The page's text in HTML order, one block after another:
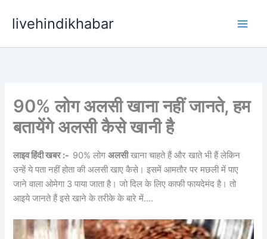
livehindikhabar
90% लोग अलसी खाना नहीं जानते, हम
बतायेंगे अलसी कैसे खानी है
लाइव हिंदी खबर :- 90% लोगअलसीखाना चाहते हैं और खाते भी हैं लेकिन
उन्हें ये पता नहीं होता की अलसी खाए कैसे। इसमें आमतौर पर मछली में पाए
जाने वाला ओमेगा 3 पाया जाता है। जो दिल के लिए काफी फायदेमंद है। तो
आइये जानते हैं इसे खाने के तरीके के बारे में….